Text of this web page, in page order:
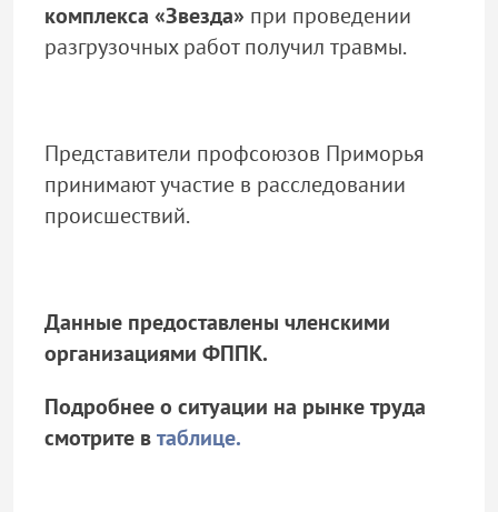
комплекса «Звезда» при проведении
разгрузочных работ получил травмы.
Представители профсоюзов Приморья
принимают участие в расследовании
происшествий.
Данные предоставлены членскими
организациями ФППК.
Подробнее о ситуации на рынке труда
смотрите втаблице.